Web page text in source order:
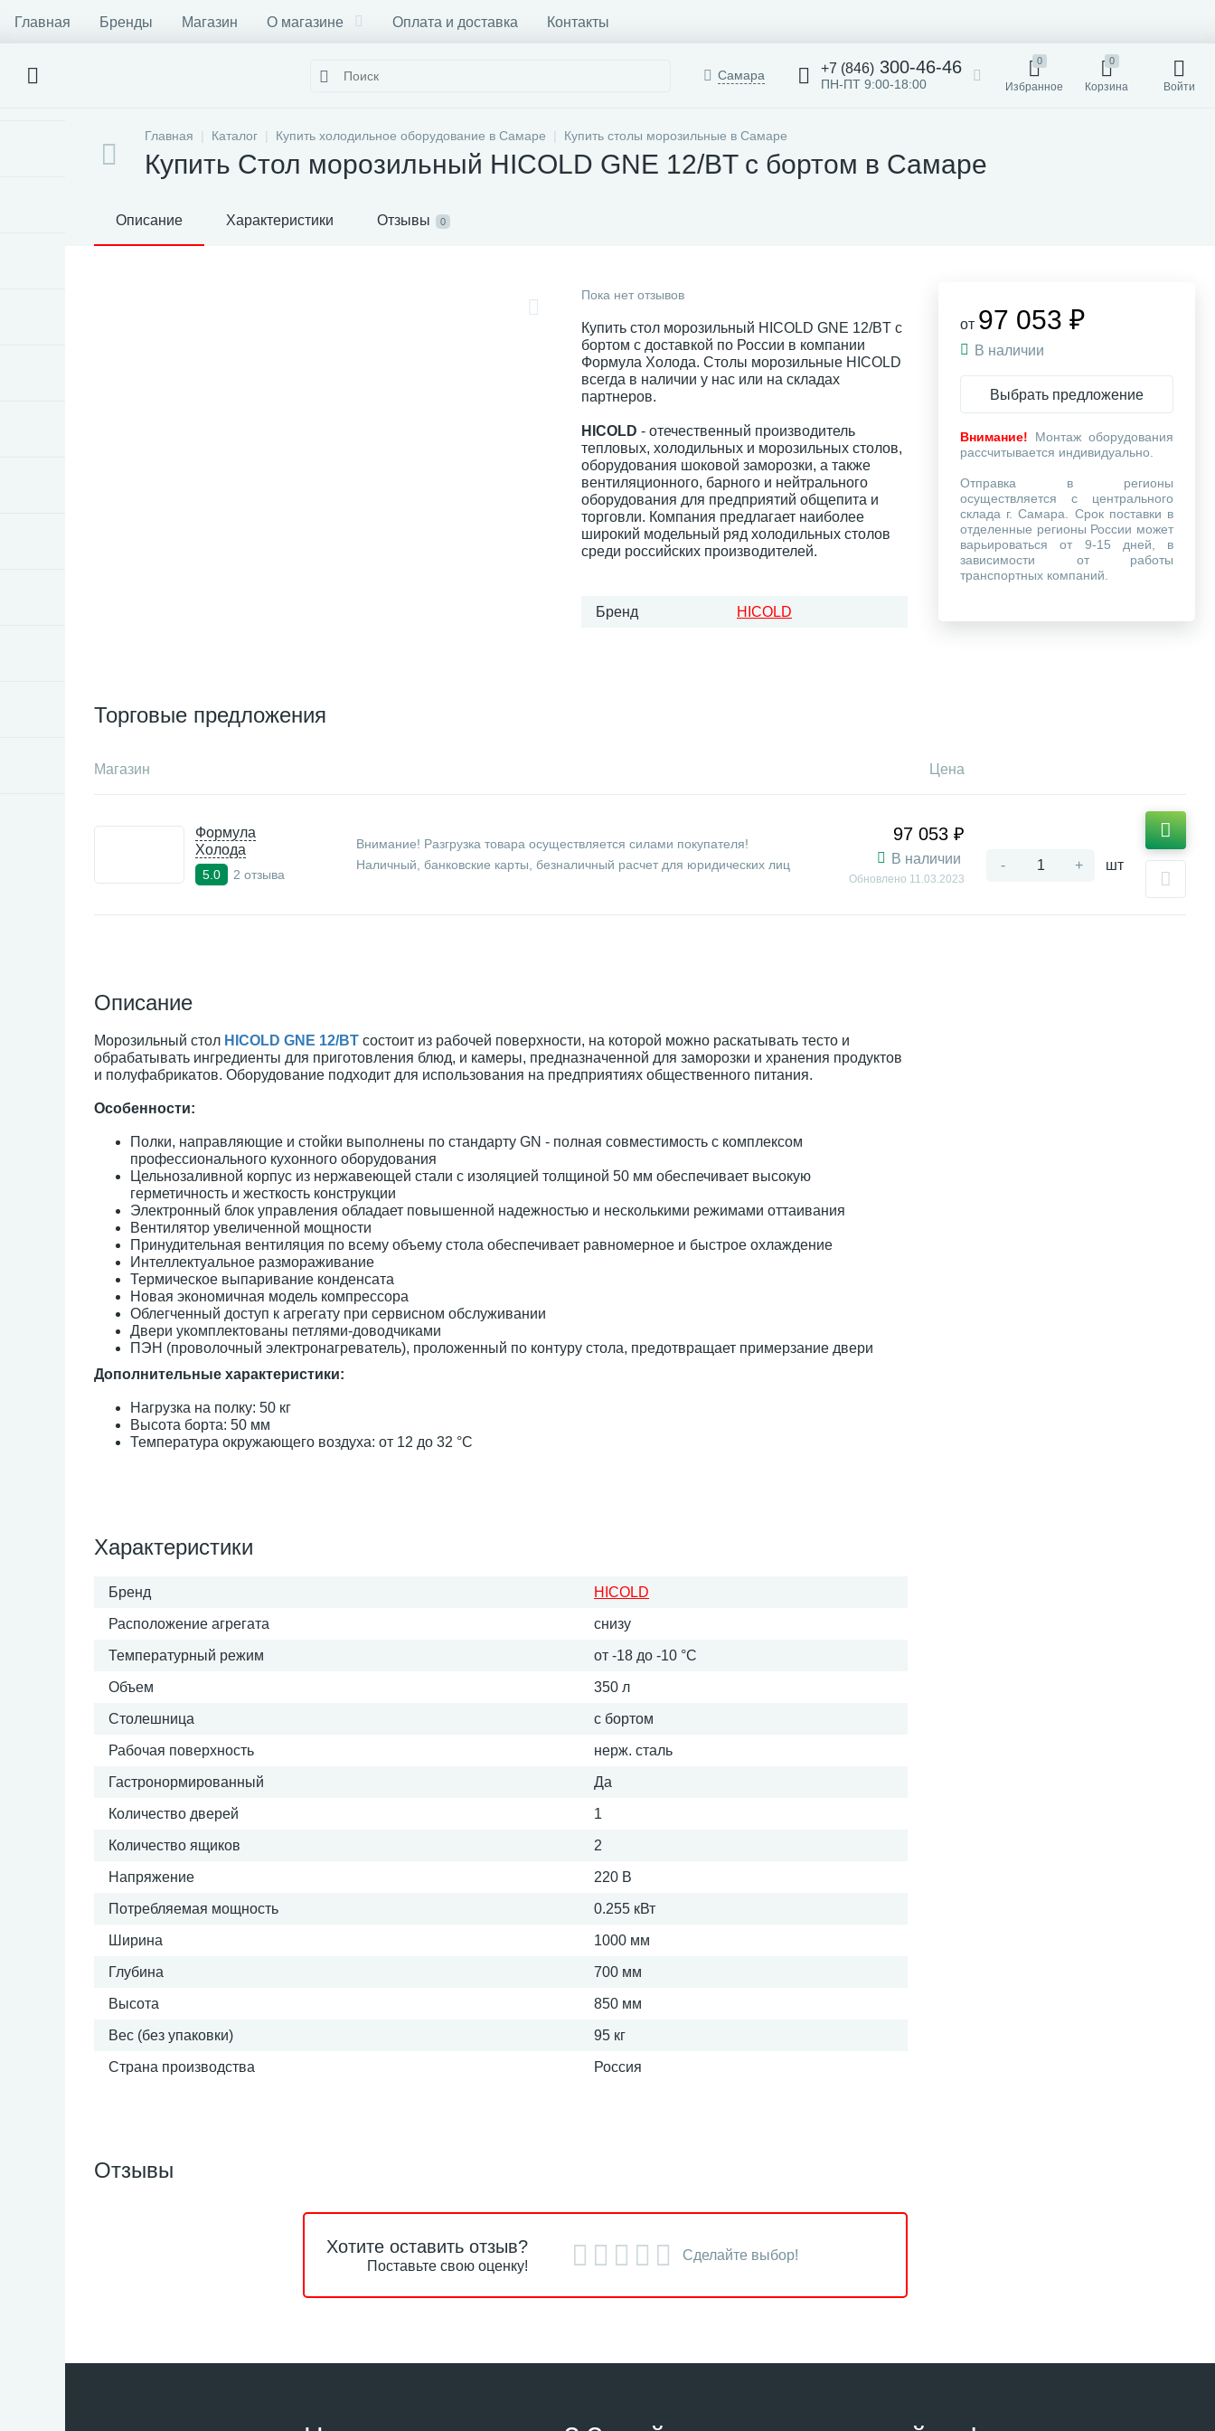
Главная Бренды Магазин О магазине Оплата и доставка Контакты
Самара +7 (846) 300-46-46
ПН-ПТ 9:00-18:00
0
Избранное
0
Корзина Войти
Главная Каталог Купить холодильное оборудование в Самаре Купить столы морозильные в Самаре
Купить Стол морозильный HICOLD GNE 12/BT с бортом в Самаре
Описание Характеристики Отзывы 0
Пока нет отзывов
Купить стол морозильный HICOLD GNE 12/BT с
бортом с доставкой по России в компании
Формула Холода. Столы морозильные HICOLD
всегда в наличии у нас или на складах
партнеров.
HICOLD - отечественный производитель
тепловых, холодильных и морозильных столов,
оборудования шоковой заморозки, а также
вентиляционного, барного и нейтрального
оборудования для предприятий общепита и
торговли. Компания предлагает наиболее
широкий модельный ряд холодильных столов
среди российских производителей.
Бренд HICOLD
Торговые предложения
Магазин Цена
Формула
Холода
5.0 2 отзыва
Внимание! Разгрузка товара осуществляется силами покупателя!
Наличный, банковские карты, безналичный расчет для юридических лиц
97 053 ₽
В наличии
Обновлено 11.03.2023
- + шт
Описание
Морозильный стол HICOLD GNE 12/BT состоит из рабочей поверхности, на которой можно раскатывать тесто и
обрабатывать ингредиенты для приготовления блюд, и камеры, предназначенной для заморозки и хранения продуктов
и полуфабрикатов. Оборудование подходит для использования на предприятиях общественного питания.
Особенности:
Полки, направляющие и стойки выполнены по стандарту GN - полная совместимость с комплексом
профессионального кухонного оборудования
Цельнозаливной корпус из нержавеющей стали с изоляцией толщиной 50 мм обеспечивает высокую
герметичность и жесткость конструкции
Электронный блок управления обладает повышенной надежностью и несколькими режимами оттаивания
Вентилятор увеличенной мощности
Принудительная вентиляция по всему объему стола обеспечивает равномерное и быстрое охлаждение
Интеллектуальное размораживание
Термическое выпаривание конденсата
Новая экономичная модель компрессора
Облегченный доступ к агрегату при сервисном обслуживании
Двери укомплектованы петлями-доводчиками
ПЭН (проволочный электронагреватель), проложенный по контуру стола, предотвращает примерзание двери
Дополнительные характеристики:
Нагрузка на полку: 50 кг
Высота борта: 50 мм
Температура окружающего воздуха: от 12 до 32 °C
Характеристики
Бренд HICOLD
Расположение агрегата снизу
Температурный режим от -18 до -10 °С
Объем 350 л
Столешница с бортом
Рабочая поверхность нерж. сталь
Гастронормированный Да
Количество дверей 1
Количество ящиков 2
Напряжение 220 В
Потребляемая мощность 0.255 кВт
Ширина 1000 мм
Глубина 700 мм
Высота 850 мм
Вес (без упаковки) 95 кг
Страна производства Россия
от 97 053 ₽
В наличии
Выбрать предложение
Внимание! Монтаж оборудования
рассчитывается индивидуально.
Отправка в регионы
осуществляется с центрального
склада г. Самара. Срок поставки в
отделенные регионы России может
варьироваться от 9-15 дней, в
зависимости от работы
транспортных компаний.
Отзывы
Хотите оставить отзыв?
Поставьте свою оценку!
Сделайте выбор!